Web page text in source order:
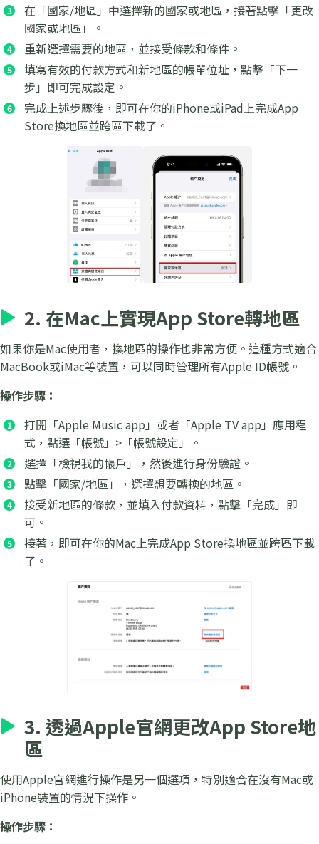
在「國家/地區」中選擇新的國家或地區，接著點擊「更改
國家或地區」。
重新選擇需要的地區，並接受條款和條件。
填寫有效的付款方式和新地區的帳單位址，點擊「下一
步」即可完成設定。
完成上述步驟後，即可在你的iPhone或iPad上完成App
Store換地區並跨區下載了。
2. 在Mac上實現App Store轉地區
如果你是Mac使用者，換地區的操作也非常方便。這種方式適合
MacBook或iMac等裝置，可以同時管理所有Apple ID帳號。
操作步驟：
打開「Apple Music app」或者「Apple TV app」應用程
式，點選「帳號」>「帳號設定」。
選擇「檢視我的帳戶」，然後進行身份驗證。
點擊「國家/地區」，選擇想要轉換的地區。
接受新地區的條款，並填入付款資料，點擊「完成」即
可。
接著，即可在你的Mac上完成App Store換地區並跨區下載
了。
3. 透過Apple官網更改App Store地
區
使用Apple官網進行操作是另一個選項，特別適合在沒有Mac或
iPhone裝置的情況下操作。
操作步驟：